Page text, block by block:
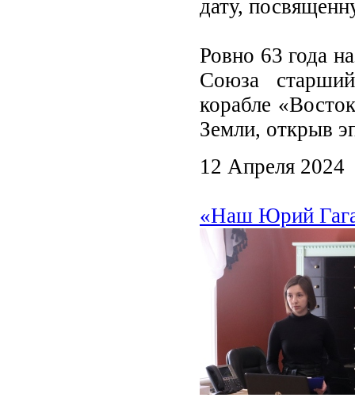
дату,
Ровно 63 года
Союза
корабле
Земли, открыв
12 Апреля 2024
«Наш Юрий